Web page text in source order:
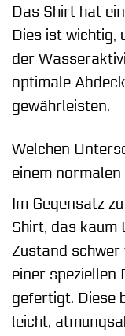
Das Shirt hat
Dies ist wichtig,
der
optimale
gewährleisten.
Welchen
einem
Im Gegensatz
Shirt, das kaum
Zustand
einer
gefertigt. Diese
leicht,